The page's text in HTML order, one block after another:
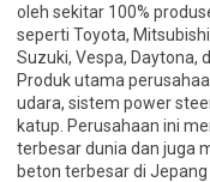
oleh sekitar 100%
seperti Toyota,
Suzuki, Vespa, Daytona,
Produk utama
udara, sistem power
katup. Perusahaan ini
terbesar dunia dan juga
beton terbesar di Jepang